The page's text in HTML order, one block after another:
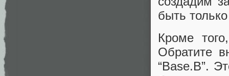
быть
Кроме
Обратите
“Base.B”.